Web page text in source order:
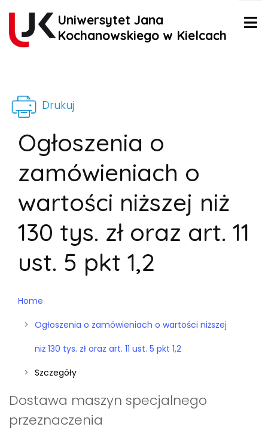
Uniwersytet Jana
Kochanowskiego w Kielcach
Drukuj
Ogłoszenia o
zamówieniach o
wartości niższej niż
130 tys. zł oraz art. 11
ust. 5 pkt 1,2
Home
Ogłoszenia o zamówieniach o wartości niższej
niż 130 tys. zł oraz art. 11 ust. 5 pkt 1,2
Szczegóły
Dostawa maszyn specjalnego
przeznaczenia